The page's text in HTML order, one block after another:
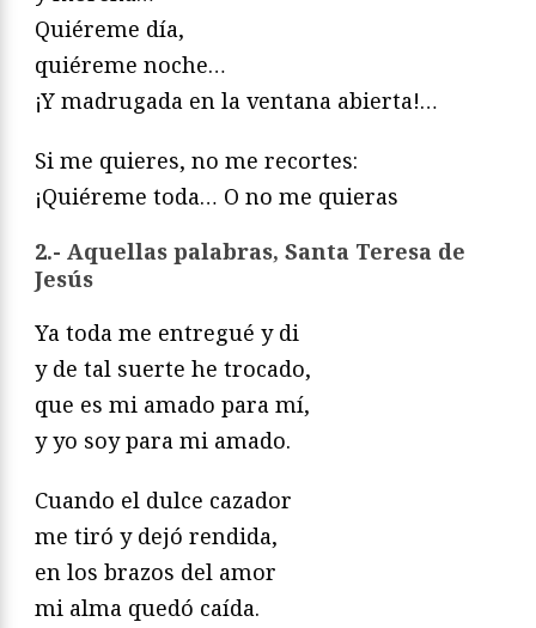
Quiéreme día,
quiéreme noche…
¡Y madrugada en la ventana abierta!…
Si me quieres, no me recortes:
¡Quiéreme toda… O no me quieras
2.- Aquellas palabras, Santa Teresa de
Jesús
Ya toda me entregué y di
y de tal suerte he trocado,
que es mi amado para mí,
y yo soy para mi amado.
Cuando el dulce cazador
me tiró y dejó rendida,
en los brazos del amor
mi alma quedó caída.